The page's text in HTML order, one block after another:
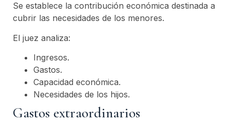
Se establece la contribución económica destinada a
cubrir las necesidades de los menores.
El juez analiza:
Ingresos.
Gastos.
Capacidad económica.
Necesidades de los hijos.
Gastos extraordinarios